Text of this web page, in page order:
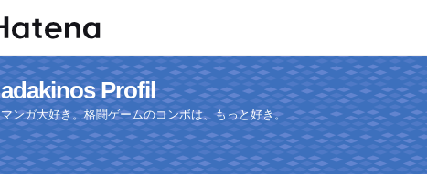
adakinos Profil
マンガ大好き。格闘ゲームのコンボは、もっと好き。